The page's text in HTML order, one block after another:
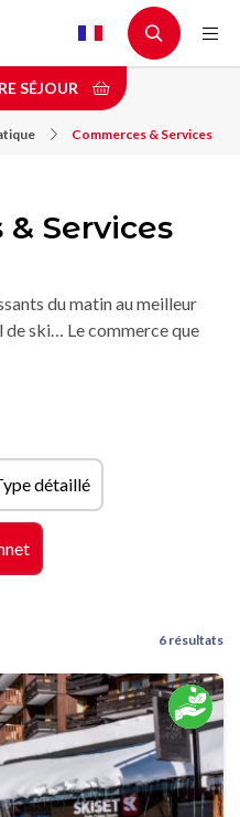
SÉJOUR
Commerces & Services
Services
du matin au meilleur
ski… Le commerce que
détaillé
6 résultats